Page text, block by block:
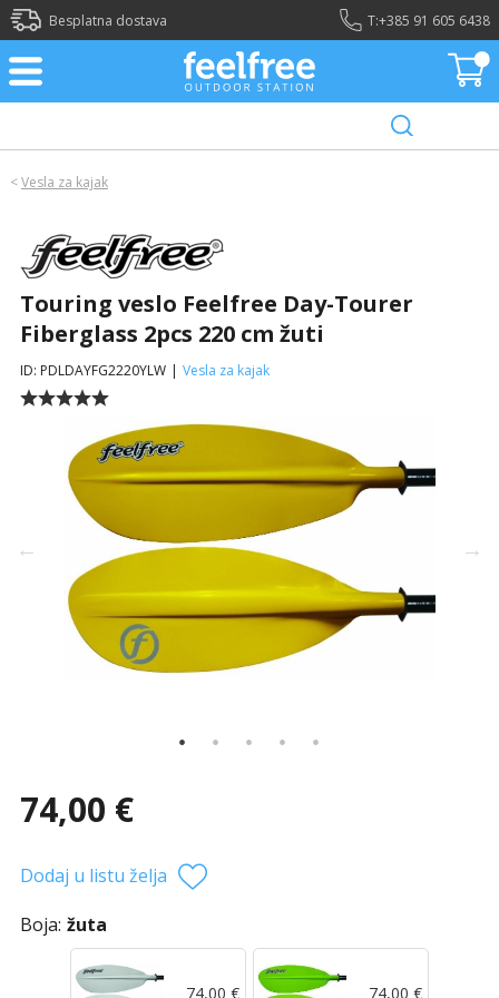
Besplatna dostava T:+385 91 605 6438
<Vesla za kajak
Touring veslo Feelfree Day-Tourer
Fiberglass 2pcs 220 cm žuti
ID: PDLDAYFG2220YLW | Vesla za kajak
74,00 €
Dodaj u listu želja
Boja: žuta
74,00 € 74,00 €